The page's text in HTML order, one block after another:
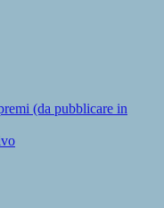
(da pubblicare in